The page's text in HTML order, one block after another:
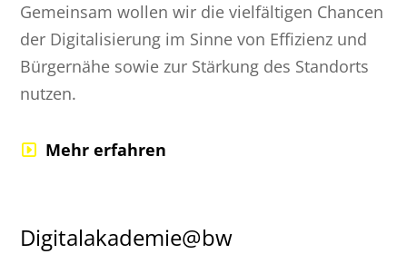
Gemeinsam wollen wir die vielfältigen Chancen
der Digitalisierung im Sinne von Effizienz und
Bürgernähe sowie zur Stärkung des Standorts
nutzen.
Mehr erfahren
Digitalakademie@bw